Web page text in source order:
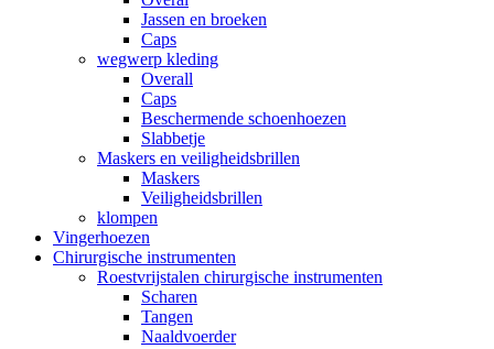
Jassen en broeken
Caps
wegwerp kleding
Overall
Caps
Beschermende schoenhoezen
Slabbetje
Maskers en veiligheidsbrillen
Maskers
Veiligheidsbrillen
klompen
Vingerhoezen
Chirurgische instrumenten
Roestvrijstalen chirurgische instrumenten
Scharen
Tangen
Naaldvoerder